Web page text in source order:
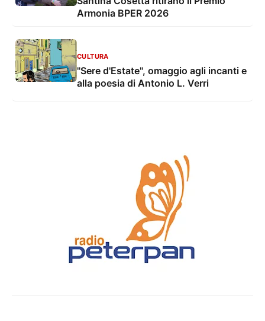
Armonia BPER 2026
CULTURA
"Sere d'Estate", omaggio agli incanti e
alla poesia di Antonio L. Verri